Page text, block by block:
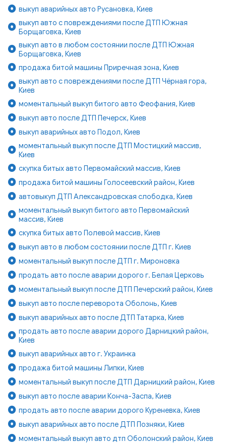
выкуп аварийных авто Русановка, Киев
выкуп авто с повреждениями после ДТП Южная
Борщаговка, Киев
выкуп авто в любом состоянии после ДТП Южная
Борщаговка, Киев
продажа битой машины Приречная зона, Киев
выкуп авто с повреждениями после ДТП Чёрная гора,
Киев
моментальный выкуп битого авто Феофания, Киев
выкуп авто после ДТП Печерск, Киев
выкуп аварийных авто Подол, Киев
моментальный выкуп после ДТП Мостицкий массив,
Киев
скупка битых авто Первомайский массив, Киев
продажа битой машины Голосеевский район, Киев
автовыкуп ДТП Александровская слободка, Киев
моментальный выкуп битого авто Первомайский
массив, Киев
скупка битых авто Полевой массив, Киев
выкуп авто в любом состоянии после ДТП г. Киев
моментальный выкуп после ДТП г. Мироновка
продать авто после аварии дорого г. Белая Церковь
моментальный выкуп после ДТП Печерский район, Киев
выкуп авто после переворота Оболонь, Киев
выкуп аварийных авто после ДТП Татарка, Киев
продать авто после аварии дорого Дарницкий район,
Киев
выкуп аварийных авто г. Украинка
продажа битой машины Липки, Киев
моментальный выкуп после ДТП Дарницкий район, Киев
выкуп авто после аварии Конча-Заспа, Киев
продать авто после аварии дорого Куреневка, Киев
выкуп аварийных авто после ДТП Позняки, Киев
моментальный выкуп авто дтп Оболонский район, Киев